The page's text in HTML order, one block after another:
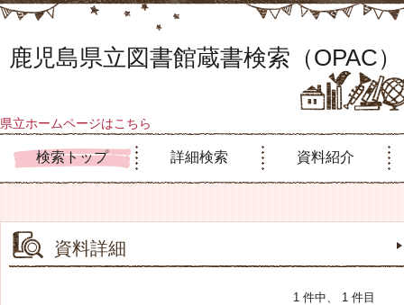
鹿児島県立図書館蔵書検索（OPAC）
県立ホームページはこちら
検索トップ 詳細検索 資料紹介
資料詳細
1 件中、 1 件目